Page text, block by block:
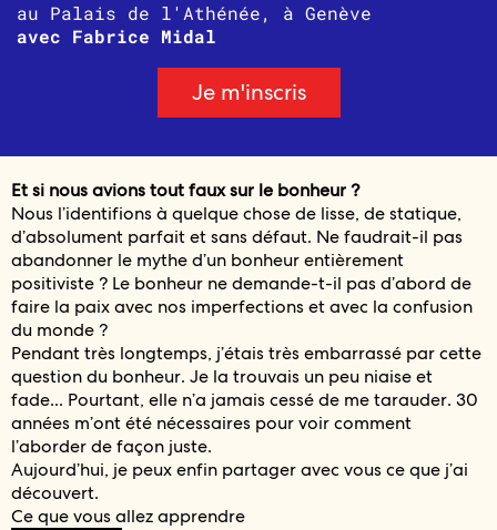
au Palais de l'Athénée, à Genève
avec Fabrice Midal
Je m'inscris
Et si nous avions tout faux sur le bonheur ?
Nous l’identifions à quelque chose de lisse, de statique,
d’absolument parfait et sans défaut. Ne faudrait-il pas
abandonner le mythe d’un bonheur entièrement
positiviste ? Le bonheur ne demande-t-il pas d’abord de
faire la paix avec nos imperfections et avec la confusion
du monde ?
Pendant très longtemps, j’étais très embarrassé par cette
question du bonheur. Je la trouvais un peu niaise et
fade... Pourtant, elle n’a jamais cessé de me tarauder. 30
années m’ont été nécessaires pour voir comment
l’aborder de façon juste.
Aujourd’hui, je peux enfin partager avec vous ce que j’ai
découvert.
Ce que vous allez apprendre